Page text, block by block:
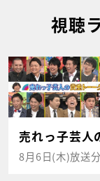
視聴
売れっ子芸人
8月6日(木)放送分